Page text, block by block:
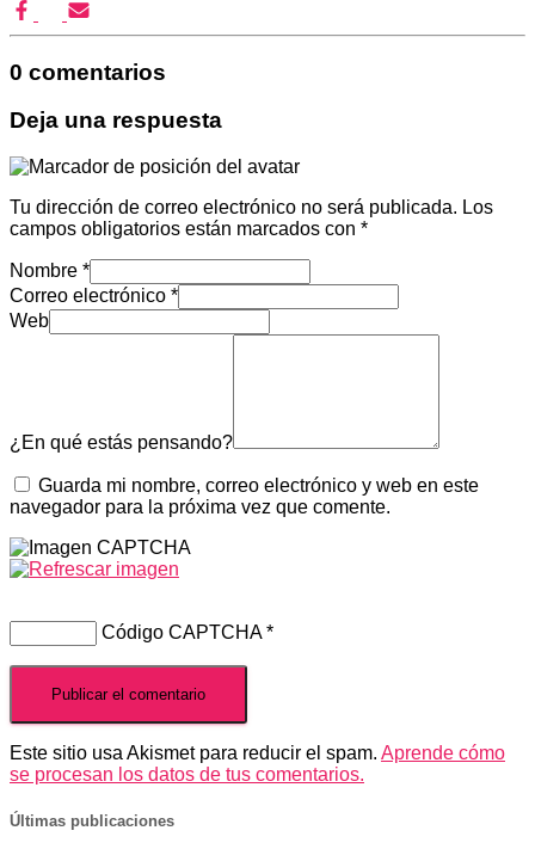
0 comentarios
Deja una respuesta
Tu dirección de correo electrónico no será publicada. Los
campos obligatorios están marcados con *
Nombre *
Correo electrónico *
Web
¿En qué estás pensando?
Guarda mi nombre, correo electrónico y web en este
navegador para la próxima vez que comente.
Código CAPTCHA*
Este sitio usa Akismet para reducir el spam. Aprende cómo
se procesan los datos de tus comentarios.
Últimas publicaciones